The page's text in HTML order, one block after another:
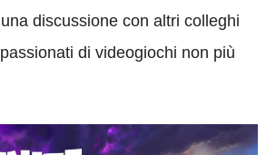
discussione con altri colleghi
di videogiochi non più